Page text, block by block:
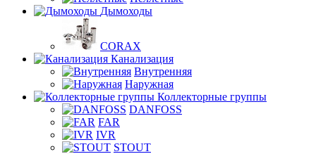
Дымоходы
CORAX
Канализация
Внутренняя
Наружная
Коллекторные группы
DANFOSS
FAR
IVR
STOUT